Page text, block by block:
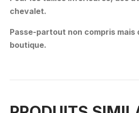
chevalet.
Passe-partout non compris mais
boutique.